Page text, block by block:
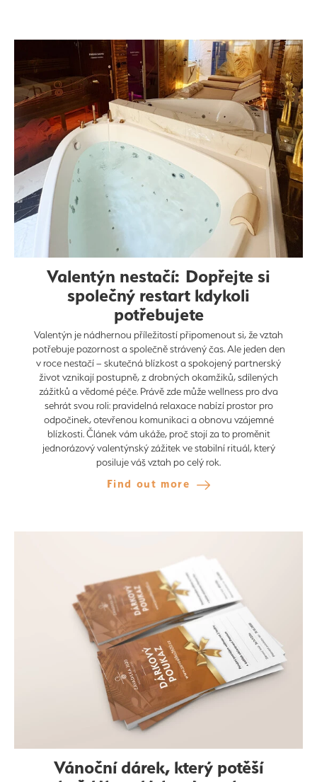
Valentýn nestačí: Dopřejte si
společný restart kdykoli
potřebujete
Valentýn je nádhernou příležitostí připomenout si, že vztah
potřebuje pozornost a společně strávený čas. Ale jeden den
v roce nestačí – skutečná blízkost a spokojený partnerský
život vznikají postupně, z drobných okamžiků, sdílených
zážitků a vědomé péče. Právě zde může wellness pro dva
sehrát svou roli: pravidelná relaxace nabízí prostor pro
odpočinek, otevřenou komunikaci a obnovu vzájemné
blízkosti. Článek vám ukáže, proč stojí za to proměnit
jednorázový valentýnský zážitek ve stabilní rituál, který
posiluje váš vztah po celý rok.
Find out more
Vánoční dárek, který potěší